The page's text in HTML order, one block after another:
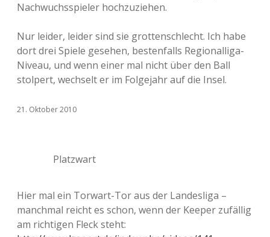
Nachwuchsspieler hochzuziehen.
Nur leider, leider sind sie grottenschlecht. Ich habe
dort drei Spiele gesehen, bestenfalls Regionalliga-
Niveau, und wenn einer mal nicht über den Ball
stolpert, wechselt er im Folgejahr auf die Insel.
21. Oktober 2010
Platzwart
Hier mal ein Torwart-Tor aus der Landesliga –
manchmal reicht es schon, wenn der Keeper zufällig
am richtigen Fleck steht: